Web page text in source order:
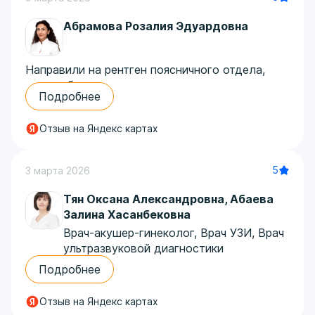
Абрамова Розалия Эдуардовна
Направили на рентген поясничного отдела,
сильно болела спина после неудачного
падения. Попала к Абрамовой Розалии
успокоила, сказала, что ничего страшного.
объяснила, что видит. Оказалось, просто ушиб,
никаких трещин. Отношение очень
понравилось, на руки дали диск со снимками и
подробное описание.
Автор отзыва: Динара
Подробнее
Отзыв на Яндекс картах
3 марта 2026 5
Тян Оксана Александровна, Абаева
Залина Хасанбековна
Врач-акушер-гинеколог, Врач УЗИ, Врач
ультразвуковой диагностики
В клинике приятная атмосфера, дружелюбные
менеджеры и профессиональные врачи.
Особенно понравилось, что удалось пройти
Подробнее
Отзыв на Яндекс картах